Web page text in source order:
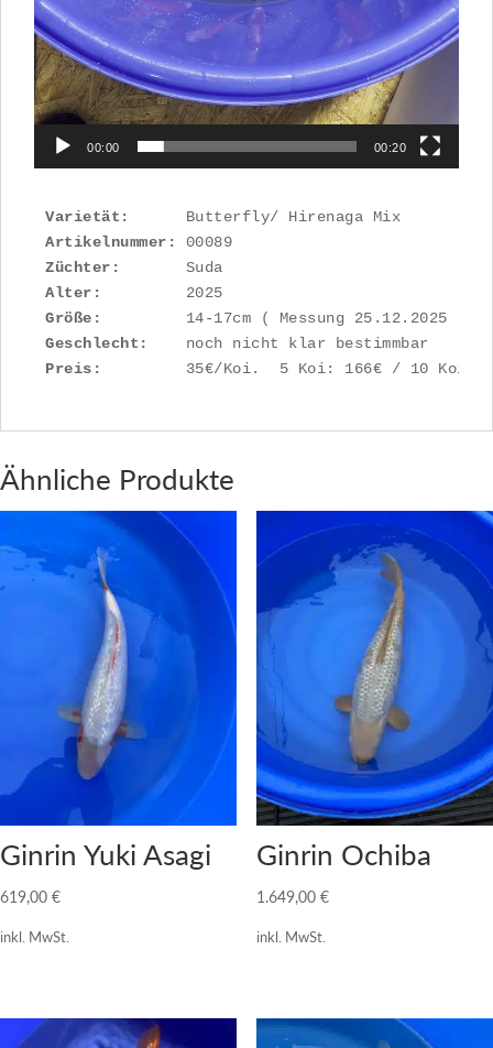
00:00 00:20
Varietät:
Artikelnummer:
Züchter:
Alter:
Größe:
Geschlecht:
Preis:
35€/Koi.  5 Koi: 166€ / 10 Koi:
Ähnliche Produkte
Ginrin Yuki Asagi
619,00 €
inkl. MwSt.
Ginrin Ochiba
1.649,00 €
inkl. MwSt.